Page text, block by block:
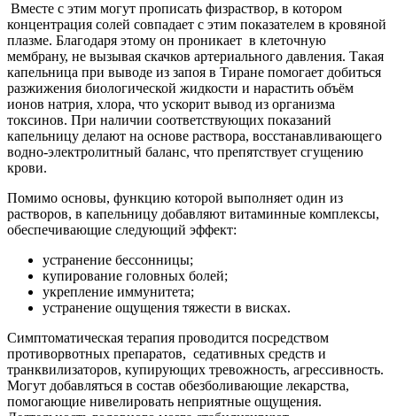
Вместе с этим могут прописать физраствор, в котором
концентрация солей совпадает с этим показателем в кровяной
плазме. Благодаря этому он проникает в клеточную
мембрану, не вызывая скачков артериального давления. Такая
капельница при выводе из запоя в Тиране помогает добиться
разжижения биологической жидкости и нарастить объём
ионов натрия, хлора, что ускорит вывод из организма
токсинов. При наличии соответствующих показаний
капельницу делают на основе раствора, восстанавливающего
водно-электролитный баланс, что препятствует сгущению
крови.
Помимо основы, функцию которой выполняет один из
растворов, в капельницу добавляют витаминные комплексы,
обеспечивающие следующий эффект:
устранение бессонницы;
купирование головных болей;
укрепление иммунитета;
устранение ощущения тяжести в висках.
Симптоматическая терапия проводится посредством
противорвотных препаратов, седативных средств и
транквилизаторов, купирующих тревожность, агрессивность.
Могут добавляться в состав обезболивающие лекарства,
помогающие нивелировать неприятные ощущения.